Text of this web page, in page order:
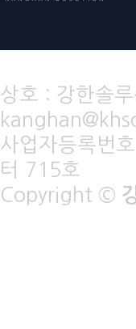
상호 : 강한
사업자등록번
터 715호
Copyright ©